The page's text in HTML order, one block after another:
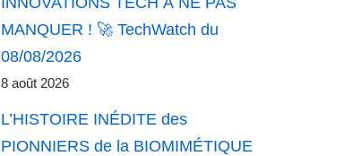
MANQUER ! 🚀 TechWatch du
08/08/2026
8 août 2026
L’HISTOIRE INÉDITE des
PIONNIERS de la BIOMIMÉTIQUE